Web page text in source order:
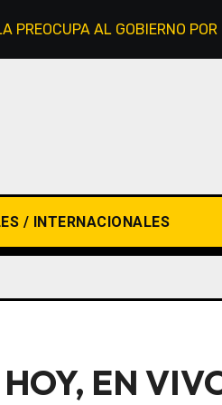
AL GOBIERNO
/ INTERNACIONALES
EN